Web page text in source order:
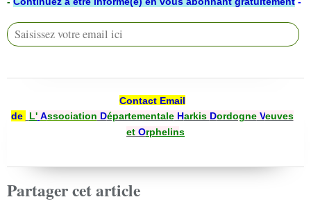
Contact Email
de
L' Association DépartementaleHarkis DordogneVeuves
et Orphelins
Partager cet article